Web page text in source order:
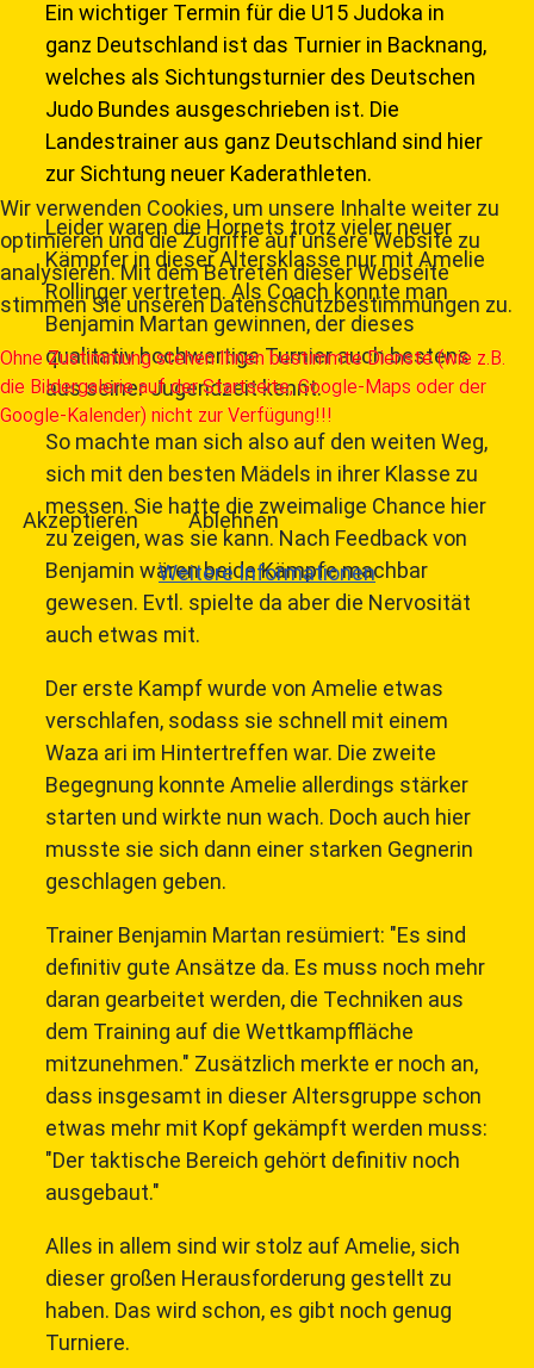
Ein wichtiger Termin für die U15 Judoka in
ganz Deutschland ist das Turnier in Backnang,
welches als Sichtungsturnier des Deutschen
Judo Bundes ausgeschrieben ist. Die
Landestrainer aus ganz Deutschland sind hier
zur Sichtung neuer Kaderathleten.
Leider waren die Hornets trotz vieler neuer
Kämpfer in dieser Altersklasse nur mit Amelie
Rollinger vertreten. Als Coach konnte man
Benjamin Martan gewinnen, der dieses
qualitativ hochwertige Turnier auch bestens
aus seiner Jugendzeit kennt.
So machte man sich also auf den weiten Weg,
sich mit den besten Mädels in ihrer Klasse zu
messen. Sie hatte die zweimalige Chance hier
zu zeigen, was sie kann. Nach Feedback von
Benjamin wären beide Kämpfe machbar
gewesen. Evtl. spielte da aber die Nervosität
auch etwas mit.
Der erste Kampf wurde von Amelie etwas
verschlafen, sodass sie schnell mit einem
Waza ari im Hintertreffen war. Die zweite
Begegnung konnte Amelie allerdings stärker
starten und wirkte nun wach. Doch auch hier
musste sie sich dann einer starken Gegnerin
geschlagen geben.
Trainer Benjamin Martan resümiert: "Es sind
definitiv gute Ansätze da. Es muss noch mehr
daran gearbeitet werden, die Techniken aus
dem Training auf die Wettkampffläche
mitzunehmen." Zusätzlich merkte er noch an,
dass insgesamt in dieser Altersgruppe schon
etwas mehr mit Kopf gekämpft werden muss:
"Der taktische Bereich gehört definitiv noch
ausgebaut."
Alles in allem sind wir stolz auf Amelie, sich
dieser großen Herausforderung gestellt zu
haben. Das wird schon, es gibt noch genug
Turniere.
Wir verwenden Cookies, um unsere Inhalte weiter zu
optimieren und die Zugriffe auf unsere Website zu
analysieren. Mit dem Betreten dieser Webseite
stimmen Sie unseren Datenschutzbestimmungen zu.
Ohne Zustimmung stehen Ihnen bestimmte Dienste (wie z.B.
die Bildergalerie auf der Startseite, Google-Maps oder der
Google-Kalender) nicht zur Verfügung!!!
Akzeptieren Ablehnen
Weitere Informationen